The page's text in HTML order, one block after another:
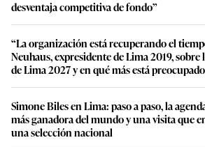
desventaja competitiva de fondo”
“La organización está recuperando el
Neuhaus, expresidente de Lima 2019, sobre
de Lima 2027 y en qué más está
Simone Biles en Lima: paso a paso, la
más ganadora del mundo y una visita que
una selección nacional